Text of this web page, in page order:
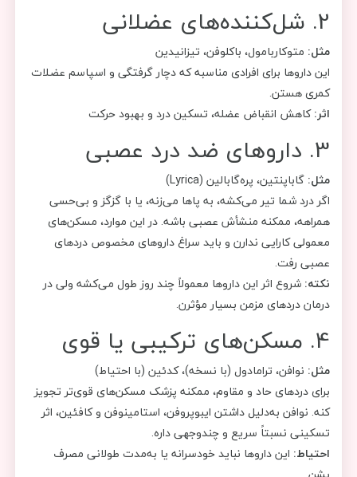
2. شل‌کننده‌های عضلانی
مثل: متوکاربامول، باکلوفن، تیزانیدین
این داروها برای افرادی مناسبه که دچار گرفتگی و اسپاسم عضلات
کمری هستن.
اثر:کاهش انقباض عضله، تسکین درد و بهبود حرکت
3. داروهای ضد درد عصبی
مثل: گاباپنتین، پره‌گابالین (Lyrica)
اگر درد شما تیر می‌کشه، به پاها می‌زنه، یا با گزگز و بی‌حسی
همراهه، ممکنه منشأش عصبی باشه. در این موارد، مسکن‌های
معمولی کارایی ندارن و باید سراغ داروهای مخصوص دردهای
عصبی رفت.
نکته: شروع اثر این داروها معمولاً چند روز طول می‌کشه ولی در
درمان دردهای مزمن بسیار مؤثرن.
4. مسکن‌های ترکیبی یا قوی
مثل: نوافن، ترامادول (با نسخه)، کدئین (با احتیاط)
برای دردهای حاد و مقاوم، ممکنه پزشک مسکن‌های قوی‌تر تجویز
کنه. نوافن به‌دلیل داشتن ایبوپروفن، استامینوفن و کافئین، اثر
تسکینی نسبتاً سریع و چندوجهی داره.
احتیاط: این داروها نباید خودسرانه یا به‌مدت طولانی مصرف